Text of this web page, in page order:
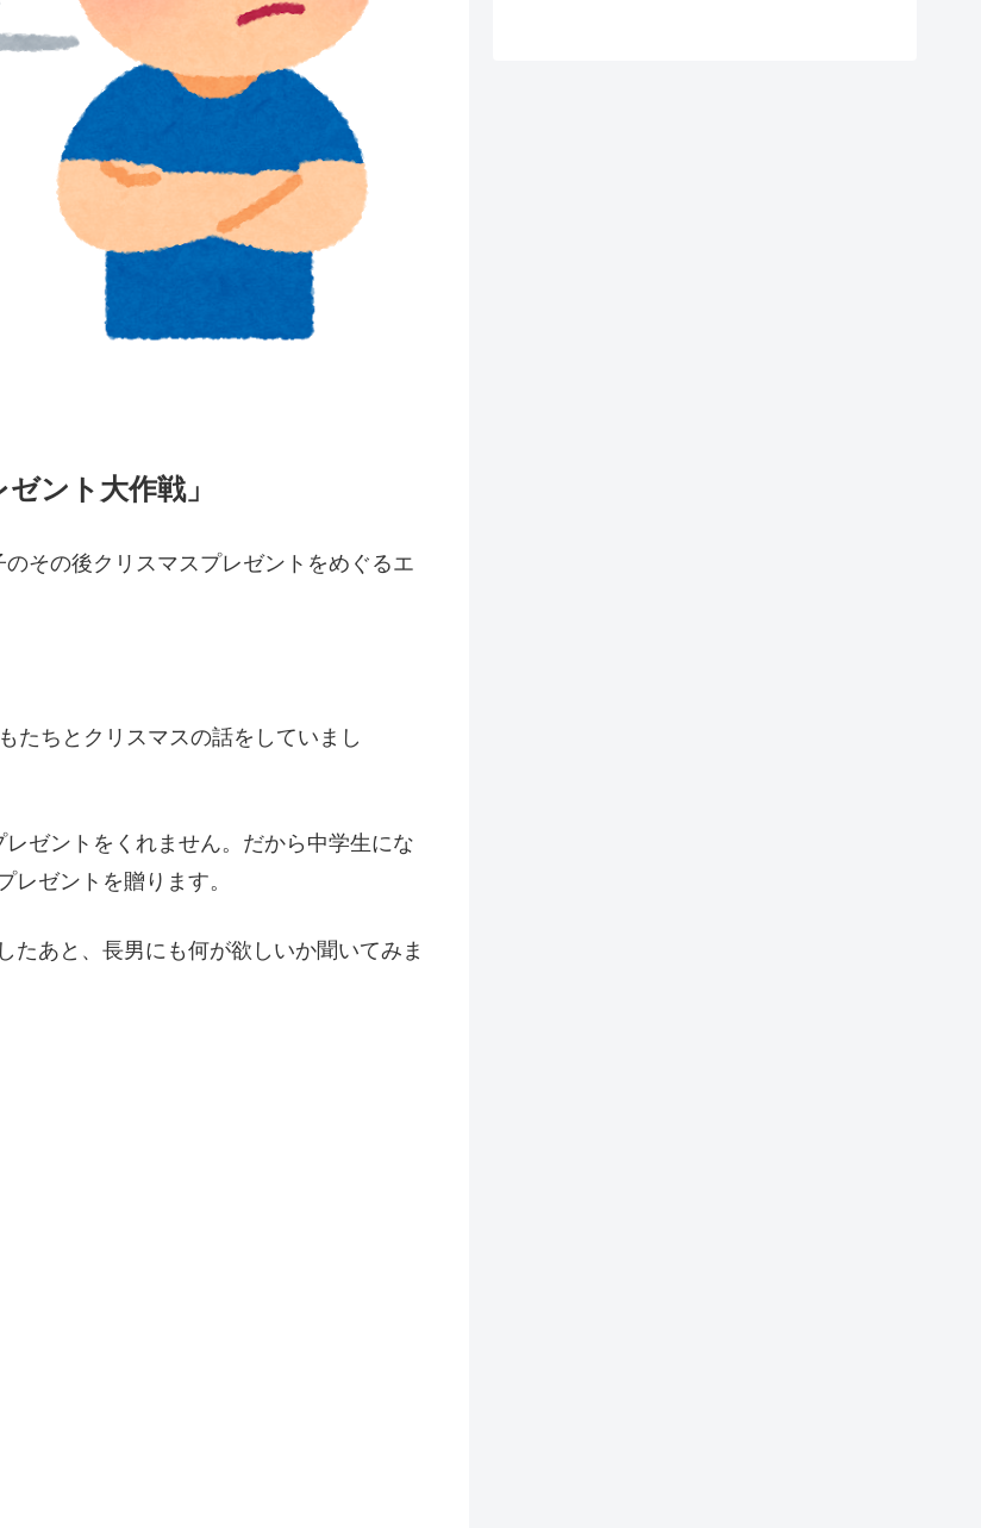
ント大作戦」
その後クリスマスプレゼントをめぐるエ
たちとクリスマスの話をしていまし
ゼントをくれません。だから中学生にな
レゼントを贈ります。
たあと、長男にも何が欲しいか聞いてみま